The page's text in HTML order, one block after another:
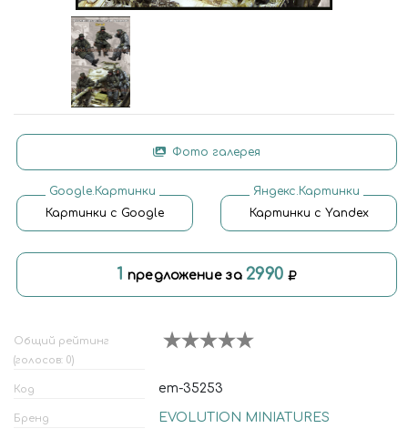
Фото галерея
Google.Картинки
Картинки с Google
Яндекс.Картинки
Картинки с Yandex
1 предложение за 2990
Общий рейтинг
(голосов: 0)
Код em-35253
Бренд EVOLUTION MINIATURES